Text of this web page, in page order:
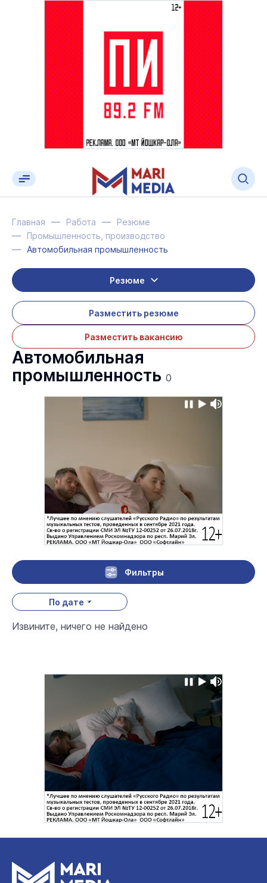
Главная Работа
Резюме
Промышленность, производство
Автомобильная промышленность
Разместить резюме
Разместить вакансию
Резюме
Автомобильная
промышленность 0
Фильтры
По дате
Извините, ничего не найдено